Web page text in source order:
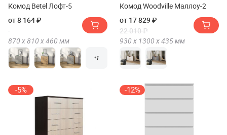
Комод Betel Лофт-5
от 8 164 ₽
870 х810 х460 мм
+1
Комод Woodville Маллоу-2
от 17 829 ₽
22 010 ₽
930 х 1300 х435мм
-5% -12%